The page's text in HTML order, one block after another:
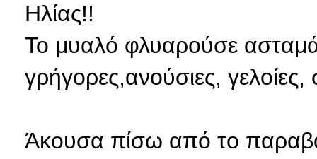
Ηλίας!!
Το μυαλό φλυαρούσε
γρήγορες,ανούσιες,
Άκουσα πίσω από το